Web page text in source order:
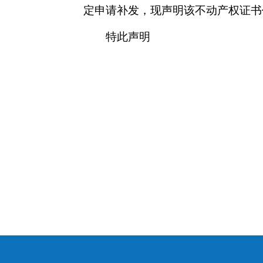
定申请补发，现声明该不动产权证
特此声明